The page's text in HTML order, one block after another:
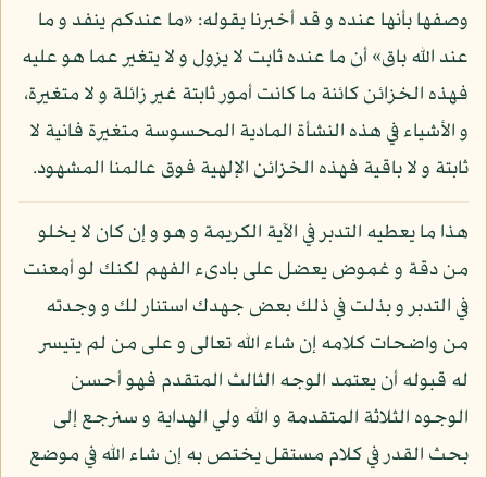
وصفها بأنها عنده و قد أخبرنا بقوله: «ما عندكم ينفد و ما
عند الله باق» أن ما عنده ثابت لا يزول و لا يتغير عما هو عليه
فهذه الخزائن كائنة ما كانت أمور ثابتة غير زائلة و لا متغيرة،
و الأشياء في هذه النشأة المادية المحسوسة متغيرة فانية لا
ثابتة و لا باقية فهذه الخزائن الإلهية فوق عالمنا المشهود.
هذا ما يعطيه التدبر في الآية الكريمة و هو و إن كان لا يخلو
من دقة و غموض يعضل على بادىء الفهم لكنك لو أمعنت
في التدبر و بذلت في ذلك بعض جهدك استنار لك و وجدته
من واضحات كلامه إن شاء الله تعالى و على من لم يتيسر
له قبوله أن يعتمد الوجه الثالث المتقدم فهو أحسن
الوجوه الثلاثة المتقدمة و الله ولي الهداية و سنرجع إلى
بحث القدر في كلام مستقل يختص به إن شاء الله في موضع